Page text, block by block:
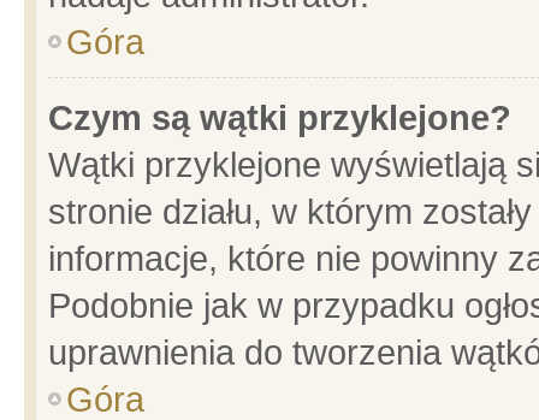
Góra
Czym są wątki przyklejone?
Wątki przyklejone wyświetlają
stronie działu, w którym
informacje, które nie powinny
Podobnie jak w przypadku
uprawnienia do tworzenia
Góra